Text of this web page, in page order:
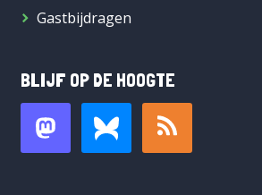
Gastbijdragen
BLIJF OP DE HOOGTE